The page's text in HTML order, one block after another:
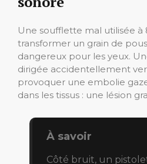
Une soufflette mal utilisée à
transformer un grain de
dangereux pour les yeux.
dirigée accidentellement
provoquer une embolie
dans les tissus : une lésion
À savoir
Côté bruit, un